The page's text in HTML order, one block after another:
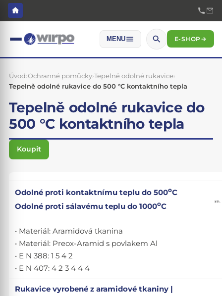
MENU E-SHOP→
Úvod›Ochranné pomůcky›Tepelně odolné rukavice›
Tepelně odolné rukavice do 500 °C kontaktního tepla
Tepelně odolné rukavice do
500 °C kontaktního tepla
Koupit
Odolné proti kontaktnímu teplu do 500oC
Odolné proti sálavému teplu do 1000oC
• Materiál: Aramidová tkanina
• Materiál: Preox-Aramid s povlakem Al
• E N 388: 1 5 4 2
• E N 407: 4 2 3 4 4 4
Rukavice vyrobené z aramidové tkaniny |